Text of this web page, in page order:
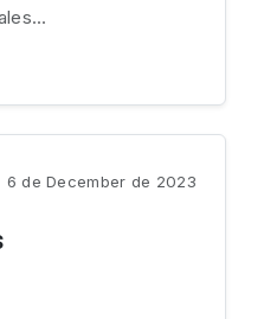
6 de December de 2023